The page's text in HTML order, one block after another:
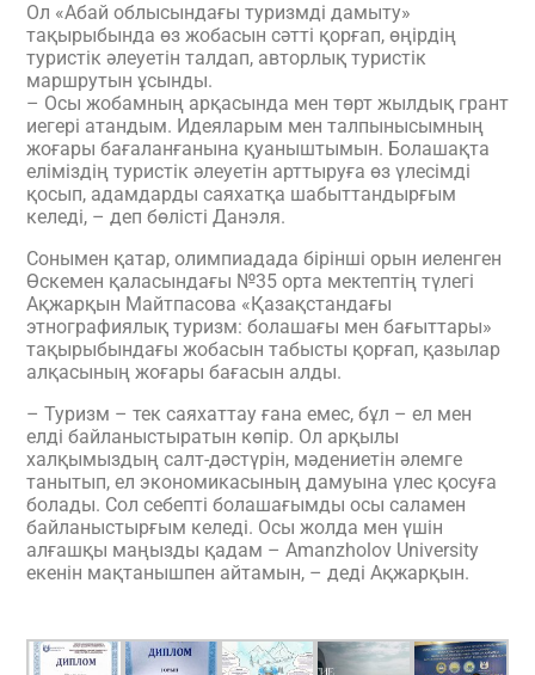
Ол «Абай облысындағы туризмді дамыту»
тақырыбында өз жобасын сәтті қорғап, өңірдің
туристік әлеуетін талдап, авторлық туристік
маршрутын ұсынды.
– Осы жобамның арқасында мен төрт жылдық грант
иегері атандым. Идеяларым мен талпынысымның
жоғары бағаланғанына қуаныштымын. Болашақта
еліміздің туристік әлеуетін арттыруға өз үлесімді
қосып, адамдарды саяхатқа шабыттандырғым
келеді, – деп бөлісті Данэля.
Сонымен қатар, олимпиадада бірінші орын иеленген
Өскемен қаласындағы №35 орта мектептің түлегі
Ақжарқын Майтпасова «Қазақстандағы
этнографиялық туризм: болашағы мен бағыттары»
тақырыбындағы жобасын табысты қорғап, қазылар
алқасының жоғары бағасын алды.
– Туризм – тек саяхаттау ғана емес, бұл – ел мен
елді байланыстыратын көпір. Ол арқылы
халқымыздың салт-дәстүрін, мәдениетін әлемге
танытып, ел экономикасының дамуына үлес қосуға
болады. Сол себепті болашағымды осы саламен
байланыстырғым келеді. Осы жолда мен үшін
алғашқы маңызды қадам – Amanzholov University
екенін мақтанышпен айтамын, – деді Ақжарқын.